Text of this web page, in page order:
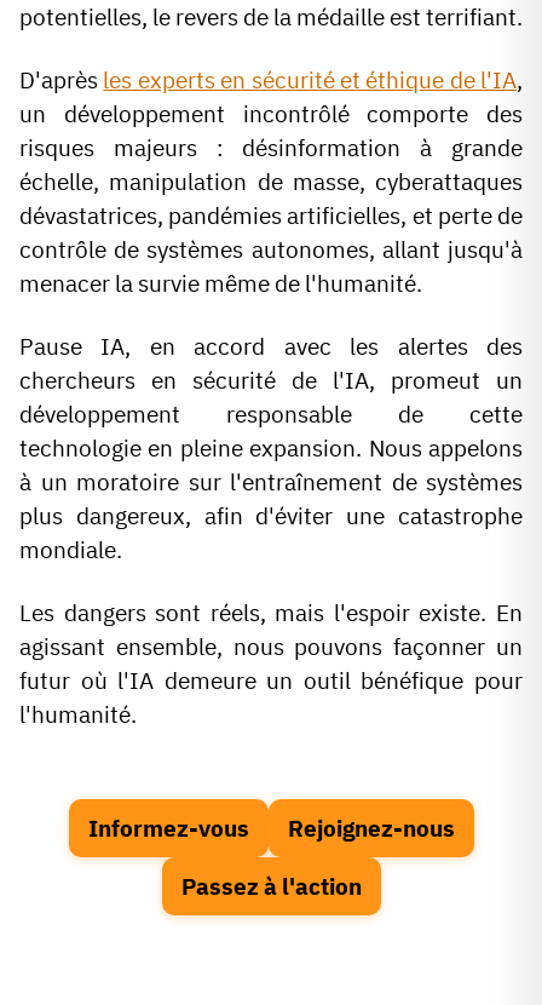
potentielles, le revers de la médaille est terrifiant.
D'après les experts en sécurité et éthique de l'IA,
un développement incontrôlé comporte des
risques majeurs
: désinformation à grande
échelle, manipulation de masse, cyberattaques
dévastatrices, pandémies artificielles, et perte de
contrôle de systèmes autonomes, allant jusqu'à
menacer la survie même de l'humanité.
Pause IA, en accord avec les alertes des
chercheurs en sécurité de l'IA, promeut un
développement responsable de cette
technologie en pleine expansion. Nous appelons
à un moratoire sur l'entraînement de systèmes
plus dangereux, afin d'éviter une catastrophe
mondiale.
Les dangers sont réels, mais l'espoir existe. En
agissant ensemble, nous pouvons façonner un
futur où l'IA demeure un outil bénéfique pour
l'humanité.
Informez-vous
Rejoignez-nous
Passez à l'action